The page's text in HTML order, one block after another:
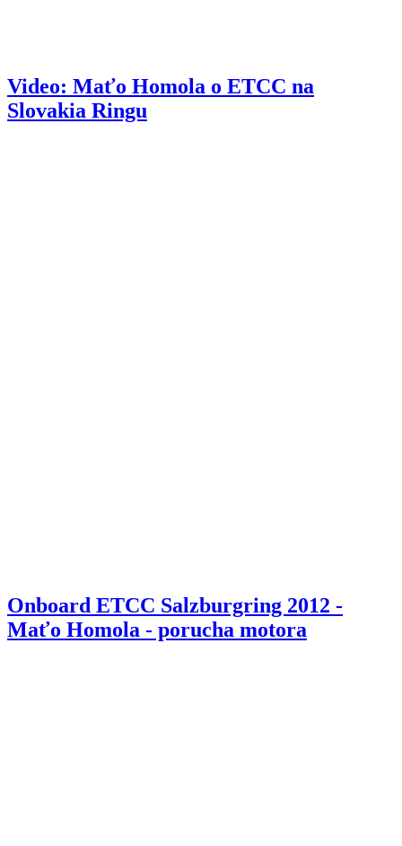
Video: Maťo Homola o ETCC na
Slovakia Ringu
Onboard ETCC Salzburgring 2012 -
Maťo Homola - porucha motora